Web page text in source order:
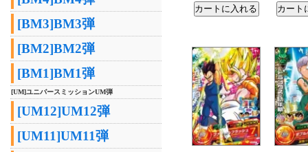
[BM3]BM3弾
[BM2]BM2弾
[BM1]BM1弾
[UM]ユニバースミッションUM弾
[UM12]UM12弾
[UM11]UM11弾